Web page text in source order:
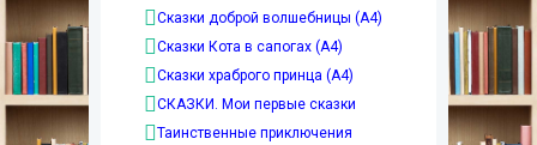
Сказки доброй волшебницы (А4)
Сказки Кота в сапогах (А4)
Сказки храброго принца (А4)
СКАЗКИ. Мои первые сказки
Таинственные приключения